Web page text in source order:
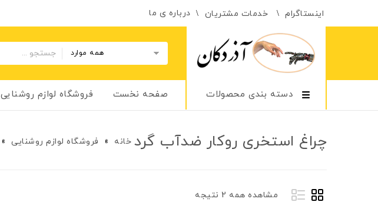
اینستاگرام خدمات مشتریان درباره ی ما
همه موارد
دسته بندی محصولات صفحه نخست فروشگاه لوازم روشنایی
چراغ استخری روکار ضد‌آب گرد خانه » فروشگاه لوازم روشنایی »
مشاهده همه 2 نتیجه